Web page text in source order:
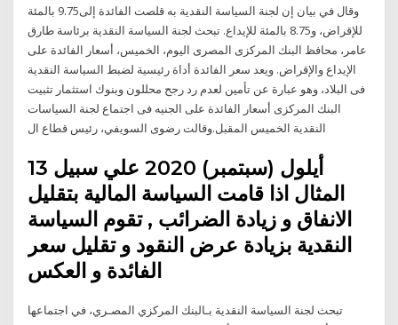
وقال في بيان إن لجنة السياسة النقدية به قلصت الفائدة إلى9.75 بالمئة
للإقراض، و8.75 بالمئة للإيداع. تبحث لجنة السياسة النقدية برئاسة طارق
عامر، محافظ البنك المركزى المصرى اليوم، الخميس، أسعار الفائدة على
الإيداع والإقراض. ويعد سعر الفائدة أداة رئيسية لضبط السياسة النقدية
فى البلاد، وهو عبارة عن تأمين لعدم رد رجح محللون وبنوك استثمار تثبيت
البنك المركزى أسعار الفائدة على الجنيه فى اجتماع لجنة السياسات
النقدية الخميس المقبل.وقالت رضوى السويفي، رئيس قطاع ال
13 أيلول (سبتمبر) 2020 علي سبيل
المثال اذا قامت السياسة المالية بتقليل
الانفاق و زيادة الضرائب , تقوم السياسة
النقدية بزيادة عرض النقود و تقليل سعر
تبحث لجنة السياسة النقدية بـالبنك المركزي المصـري، في اجتماعها